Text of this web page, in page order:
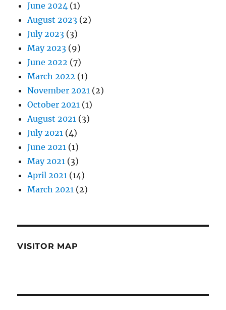
June 2024 (1)
August 2023 (2)
July 2023 (3)
May 2023 (9)
June 2022 (7)
March 2022 (1)
November 2021 (2)
October 2021 (1)
August 2021 (3)
July 2021 (4)
June 2021 (1)
May 2021 (3)
April 2021 (14)
March 2021 (2)
VISITOR MAP